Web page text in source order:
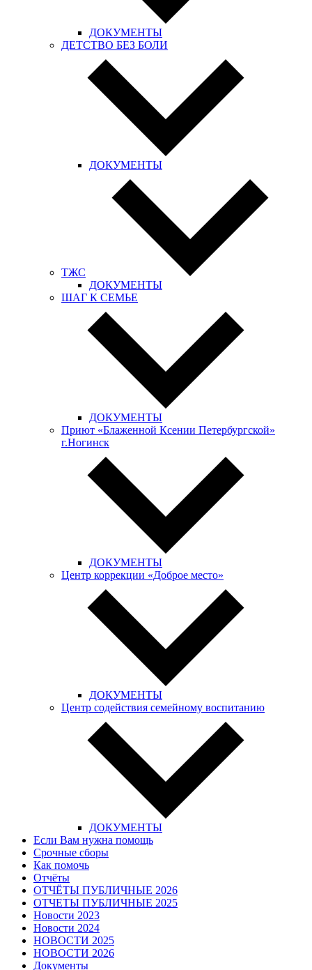
ДОКУМЕНТЫ
ДЕТСТВО БЕЗ БОЛИ
ДОКУМЕНТЫ
ТЖС
ДОКУМЕНТЫ
ШАГ К СЕМЬЕ
ДОКУМЕНТЫ
Приют «Блаженной Ксении Петербургской»
г.Ногинск
ДОКУМЕНТЫ
Центр коррекции «Доброе место»
ДОКУМЕНТЫ
Центр содействия семейному воспитанию
ДОКУМЕНТЫ
Если Вам нужна помощь
Срочные сборы
Как помочь
Отчёты
ОТЧЁТЫ ПУБЛИЧНЫЕ 2026
ОТЧЕТЫ ПУБЛИЧНЫЕ 2025
Новости 2023
Новости 2024
НОВОСТИ 2025
НОВОСТИ 2026
Документы